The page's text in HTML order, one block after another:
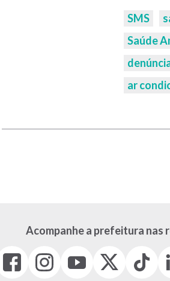
Palavras-
chaves:
SMS
Saúde
ar
Acompanhe a prefeitura nas
Facebook
(link
Instagram
(link
(link
(Antigo
Tiktok
(link